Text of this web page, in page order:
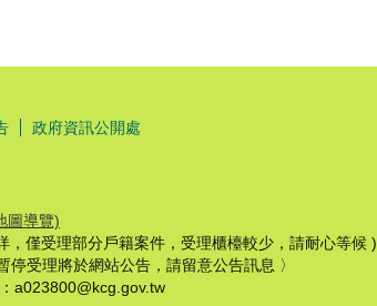
政府資訊公開處
圖導覽)
僅受理部分戶籍案件，受理櫃檯較少，請耐心等候 )
受理將於網站公告，請留意公告訊息 〉
a023800@kcg.gov.tw